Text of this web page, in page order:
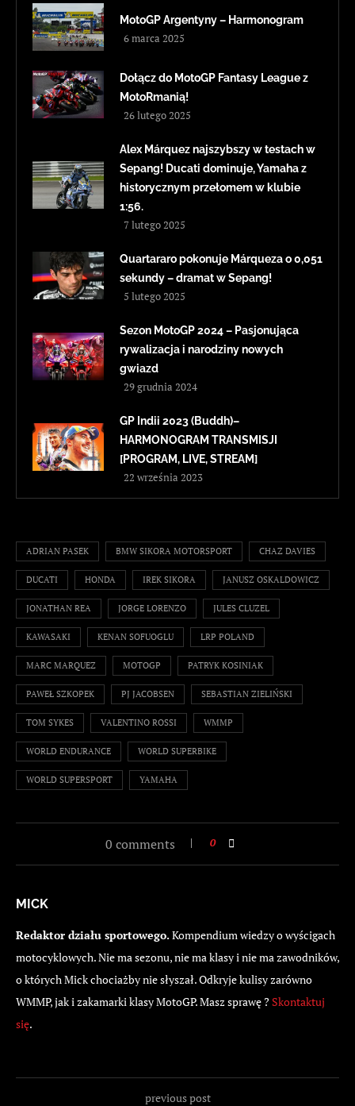
MotoGP Argentyny – Harmonogram
6 marca 2025
Dołącz do MotoGP Fantasy League z
MotoRmanią!
26 lutego 2025
Alex Márquez najszybszy w testach w
Sepang! Ducati dominuje, Yamaha z
historycznym przełomem w klubie
1:56.
7 lutego 2025
Quartararo pokonuje Márqueza o 0,051
sekundy – dramat w Sepang!
5 lutego 2025
Sezon MotoGP 2024 – Pasjonująca
rywalizacja i narodziny nowych
gwiazd
29 grudnia 2024
GP Indii 2023 (Buddh)–
HARMONOGRAM TRANSMISJI
[PROGRAM, LIVE, STREAM]
22 września 2023
ADRIAN PASEK BMW SIKORA MOTORSPORT CHAZ DAVIES
DUCATI HONDA IREK SIKORA JANUSZ OSKALDOWICZ
JONATHAN REA JORGE LORENZO JULES CLUZEL
KAWASAKI KENAN SOFUOGLU LRP POLAND
MARC MARQUEZ MOTOGP PATRYK KOSINIAK
PAWEŁ SZKOPEK PJ JACOBSEN SEBASTIAN ZIELIŃSKI
TOM SYKES VALENTINO ROSSI WMMP
WORLD ENDURANCE WORLD SUPERBIKE
WORLD SUPERSPORT YAMAHA
0 comments 0
MICK
Redaktor działu sportowego.Kompendium wiedzy o wyścigach
motocyklowych. Nie ma sezonu, nie ma klasy i nie ma zawodników,
o których Mick chociażby nie słyszał. Odkryje kulisy zarówno
WMMP, jak i zakamarki klasy MotoGP. Masz sprawę ? Skontaktuj
się.
previous post